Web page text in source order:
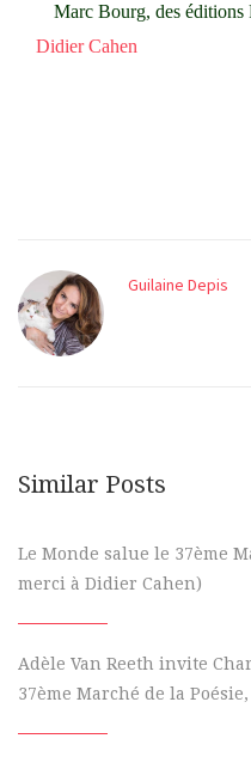
Marc Bourg, des éditions
Didier Cahen
Guilaine Depis
Similar Posts
Le Monde salue le 37ème
merci à Didier Cahen)
Adèle Van Reeth invite
37ème Marché de la